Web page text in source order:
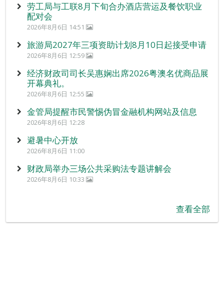
劳工局与工联8月下旬合办酒店营运及餐饮职业
配对会
2026年8月6日 14:51
旅游局2027年三项资助计划8月10日起接受申请
2026年8月6日 12:59
经济财政司司长吴惠娴出席2026粤澳名优商品展
开幕典礼。
2026年8月6日 12:55
金管局提醒市民警惕伪冒金融机构网站及信息
2026年8月6日 12:28
避暑中心开放
2026年8月6日 11:00
财政局举办三场公共采购法专题讲解会
2026年8月6日 10:33
查看全部